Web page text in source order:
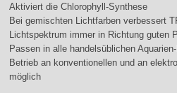
Aktiviert die Chlorophyll-Synthese
Bei gemischten Lichtfarben verbessert
Lichtspektrum immer in Richtung guten
Passen in alle handelsüblichen
Betrieb an konventionellen und an
möglich